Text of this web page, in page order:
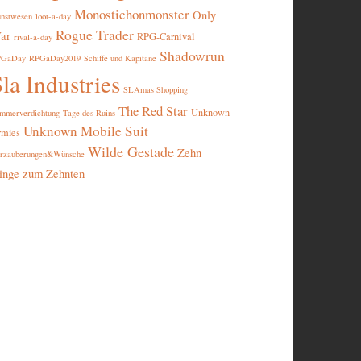
loot-a-day Monostichonmonster Only
rival-a-day Rogue Trader RPG-Carnival
RPGaDay2019 Schiffe und Kapitäne Shadowrun
Industries SLAmas Shopping
Tage des Ruins The Red Star Unknown
Unknown Mobile Suit
Wilde Gestade Zehn
zum Zehnten